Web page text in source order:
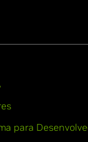
para